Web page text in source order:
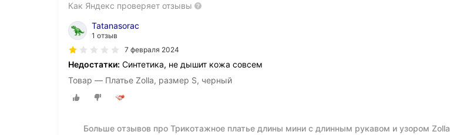
Как Яндекс проверяет отзывы
Tatanasorac
1 отзыв
7 февраля 2024
Недостатки: Синтетика, не дышит кожа совсем
Товар — Платье Zolla, размер S, черный
Больше отзывов про Трикотажное платье длины мини с длинным рукавом и узором Zolla